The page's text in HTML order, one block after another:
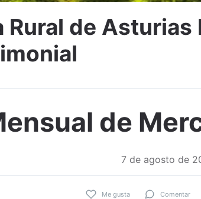
Rural de Asturias
de
7 de agosto de
Me gusta Comentar